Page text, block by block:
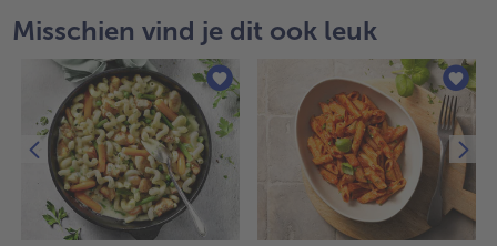
Misschien vind je dit ook leuk